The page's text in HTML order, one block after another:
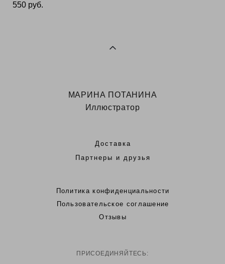
550 pуб.
МАРИНА ПОТАНИНА
Иллюстратор
Доставка
Партнеры и друзья
Политика конфиденциальности
Пользовательское соглашение
Отзывы
ПРИСОЕДИНЯЙТЕСЬ: